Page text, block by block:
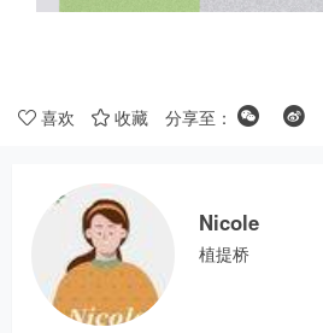
喜欢 收藏 分享至：
Nicole
植提桥